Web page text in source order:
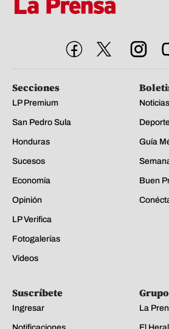
Secciones
LP Premium
San Pedro Sula
Honduras
Sucesos
Economía
Opinión
LP Verifica
Fotogalerías
Videos
Noticias
Guía
Buen
Suscríbete
Ingresar La